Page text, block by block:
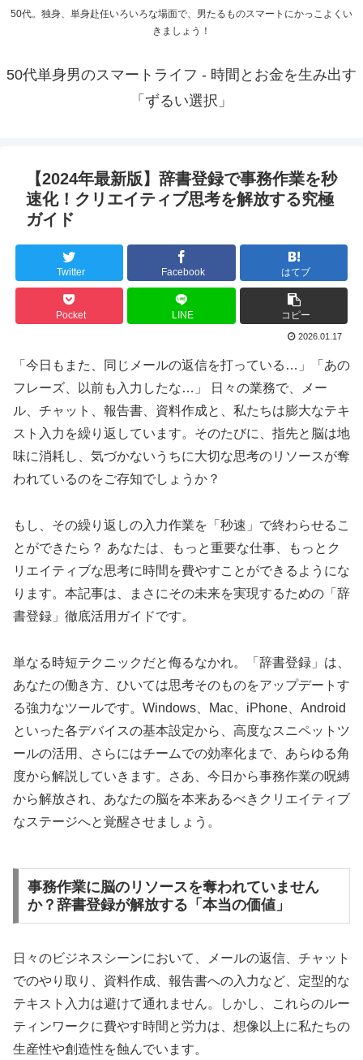
50代。独身、単身赴任いろいろな場面で、男たるものスマートにかっこよくい
きましょう！
50代単身男のスマートライフ - 時間とお金を生み出す
「ずるい選択」
【2024年最新版】辞書登録で事務作業を秒
速化！クリエイティブ思考を解放する究極
ガイド
Twitter Facebook はてブ
Pocket LINE コピー
2026.01.17
「今日もまた、同じメールの返信を打っている…」「あの
フレーズ、以前も入力したな…」 日々の業務で、メー
ル、チャット、報告書、資料作成と、私たちは膨大なテキ
スト入力を繰り返しています。そのたびに、指先と脳は地
味に消耗し、気づかないうちに大切な思考のリソースが奪
われているのをご存知でしょうか？
もし、その繰り返しの入力作業を「秒速」で終わらせるこ
とができたら？ あなたは、もっと重要な仕事、もっとク
リエイティブな思考に時間を費やすことができるようにな
ります。本記事は、まさにその未来を実現するための「辞
書登録」徹底活用ガイドです。
単なる時短テクニックだと侮るなかれ。「辞書登録」は、
あなたの働き方、ひいては思考そのものをアップデートす
る強力なツールです。Windows、Mac、iPhone、Android
といった各デバイスの基本設定から、高度なスニペットツ
ールの活用、さらにはチームでの効率化まで、あらゆる角
度から解説していきます。さあ、今日から事務作業の呪縛
から解放され、あなたの脳を本来あるべきクリエイティブ
なステージへと覚醒させましょう。
事務作業に脳のリソースを奪われていません
か？辞書登録が解放する「本当の価値」
日々のビジネスシーンにおいて、メールの返信、チャット
でのやり取り、資料作成、報告書への入力など、定型的な
テキスト入力は避けて通れません。しかし、これらのルー
ティンワークに費やす時間と労力は、想像以上に私たちの
生産性や創造性を蝕んでいます。